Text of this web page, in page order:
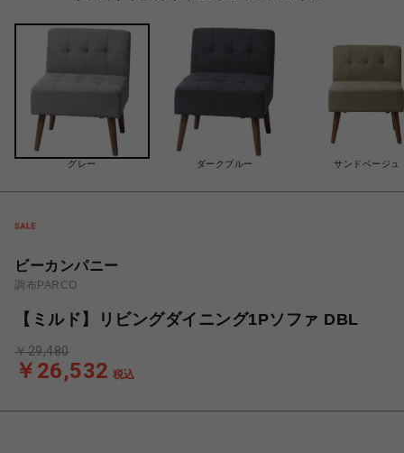
グレー ダークブルー サンドベージュ
ビーカンパニー
調布PARCO
【ミルド】リビングダイニング1Pソファ DBL
￥26,532 税込
￥29,480